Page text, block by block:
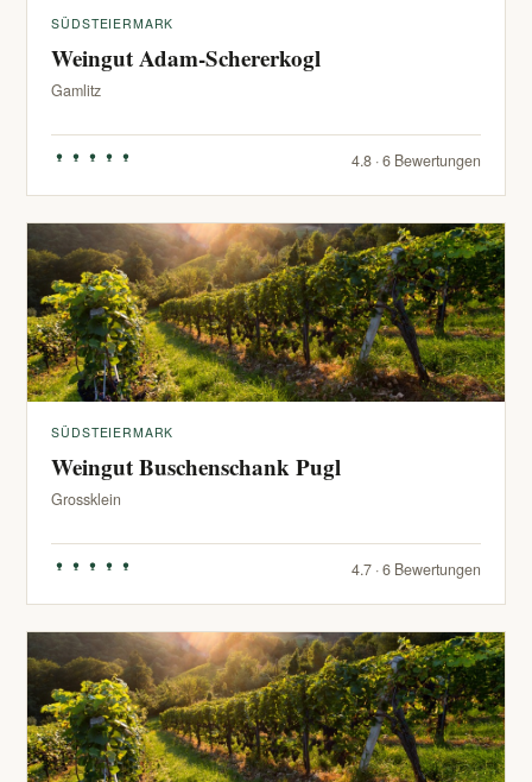
SÜDSTEIERMARK
Weingut Adam-Schererkogl
Gamlitz
4.8 · 6 Bewertungen
SÜDSTEIERMARK
Weingut Buschenschank Pugl
Grossklein
4.7 · 6 Bewertungen